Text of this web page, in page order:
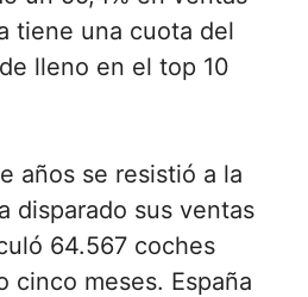
tiene una cuota del
lleno en el top 10
años se resistió a la
disparado sus ventas
64.567 coches
cinco meses. España